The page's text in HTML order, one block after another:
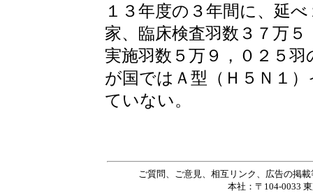
１３年度の３年間に、延
家、臨床検査羽数３７万
実施羽数５万９，０２５
が国ではＡ型（Ｈ５Ｎ１
ていない。
ご質問、ご意見、相互リンク、広告の掲
本社：〒104-0033